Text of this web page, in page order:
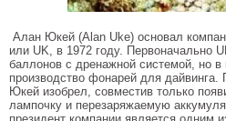
Алан Юкей (Alan Uke) основал
или UK, в 1972 году. Первоначально
баллонов с дренажной системой, но в
производство фонарей для
Юкей изобрел, совместив только
лампочку и перезаряжаемую